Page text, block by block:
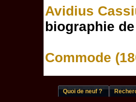
Avidius
biographie
Commode
Quoi de neuf ?